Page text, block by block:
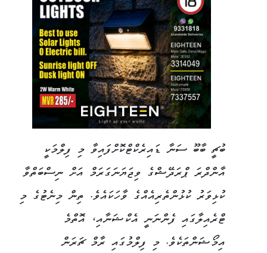
ބުޗީ ބާބޫ ސަނާ ޑައިރެކްޓްކޮށްފައިވާ މި ފިލްމަކީ
އާންދްރަ ޕްރަދޭޝްގެ ވިޖަޔަނަގަރަމް އަށް ނިސްބަތްވާ
ކުޅިވަރު ކުޅުންތެރިއެއްގެ ވާހަކައެވެ. ތިން މިނެޓުގެ މި
ޓްރެއިލާގައި ފެންނަނީ އެކްޝަނާއި، އޮތްމެ
އިމޯޝަންތަކެވެ. މި ފިލްމުގައި ރާމް ޗަރަން